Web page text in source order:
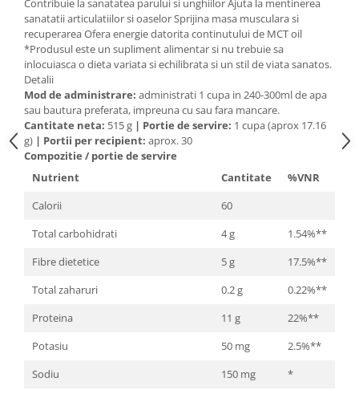
Cătină
Chlorella
Colina
Electroliti
Produse Apicole
Cacao
Contribuie la sanatatea parului si unghiilor Ajuta la mentinerea
sanatatii articulatiilor si oaselor Sprijina masa musculara si
recuperarea Ofera energie datorita continutului de MCT oil
*Produsul este un supliment alimentar si nu trebuie sa
inlocuiasca o dieta variata si echilibrata si un stil de viata sanatos.
Detalii
Mod de administrare: administrati 1 cupa in 240-300ml de apa
sau bautura preferata, impreuna cu sau fara mancare.
Cantitate neta: 515 g | Portie de servire: 1 cupa (aprox 17.16
g) | Portii per recipient: aprox. 30
Compozitie / portie de servire
Nutrient
Cantitate
%VNR
Calorii
60
Total carbohidrati
4 g
1.54%**
Fibre dietetice
5 g
17.5%**
Total zaharuri
0.2 g
0.22%**
Proteina
11 g
22%**
Potasiu
50 mg
2.5%**
Sodiu
150 mg
*